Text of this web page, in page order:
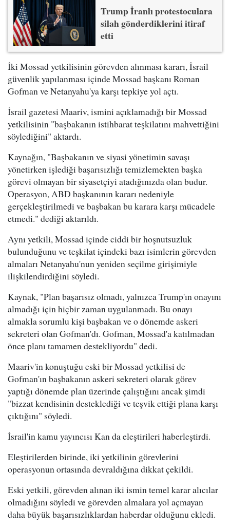
Trump İranlı protestoculara
silah gönderdiklerini itiraf
etti
İki Mossad yetkilisinin görevden alınması kararı, İsrail
güvenlik yapılanması içinde Mossad başkanı Roman
Gofman ve Netanyahu'ya karşı tepkiye yol açtı.
İsrail gazetesi Maariv, ismini açıklamadığı bir Mossad
yetkilisinin "başbakanın istihbarat teşkilatını mahvettiğini
söylediğini" aktardı.
Kaynağın, "Başbakanın ve siyasi yönetimin savaşı
yönetirken işlediği başarısızlığı temizlemekten başka
görevi olmayan bir siyasetçiyi atadığınızda olan budur.
Operasyon, ABD başkanının kararı nedeniyle
gerçekleştirilmedi ve başbakan bu karara karşı mücadele
etmedi." dediği aktarıldı.
Aynı yetkili, Mossad içinde ciddi bir hoşnutsuzluk
bulunduğunu ve teşkilat içindeki bazı isimlerin görevden
almaları Netanyahu'nun yeniden seçilme girişimiyle
ilişkilendirdiğini söyledi.
Kaynak, "Plan başarısız olmadı, yalnızca Trump'ın onayını
almadığı için hiçbir zaman uygulanmadı. Bu onayı
almakla sorumlu kişi başbakan ve o dönemde askeri
sekreteri olan Gofman'dı. Gofman, Mossad'a katılmadan
önce planı tamamen destekliyordu" dedi.
Maariv'in konuştuğu eski bir Mossad yetkilisi de
Gofman'ın başbakanın askeri sekreteri olarak görev
yaptığı dönemde plan üzerinde çalıştığını ancak şimdi
"bizzat kendisinin desteklediği ve teşvik ettiği plana karşı
çıktığını" söyledi.
İsrail'in kamu yayıncısı Kan da eleştirileri haberleştirdi.
Eleştirilerden birinde, iki yetkilinin görevlerini
operasyonun ortasında devraldığına dikkat çekildi.
Eski yetkili, görevden alınan iki ismin temel karar alıcılar
olmadığını söyledi ve görevden almalara yol açmayan
daha büyük başarısızlıklardan haberdar olduğunu ekledi.